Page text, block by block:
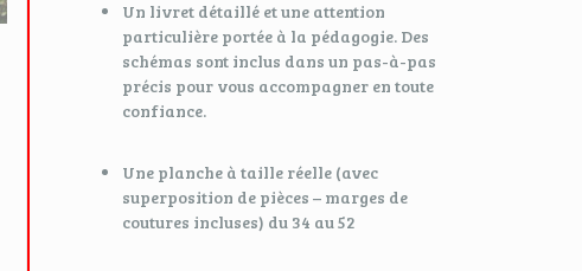
Un livret détaillé et une attention
particulière portée à la pédagogie. Des
schémas sont inclus dans un pas-à-pas
précis pour vous accompagner en toute
confiance.
Une planche à taille réelle (avec
superposition de pièces – marges de
coutures incluses) du 34 au 52